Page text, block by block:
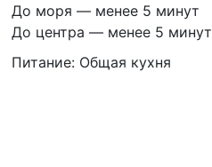
До моря — менее 5 минут
До центра — менее 5 минут
Питание: Общая кухня